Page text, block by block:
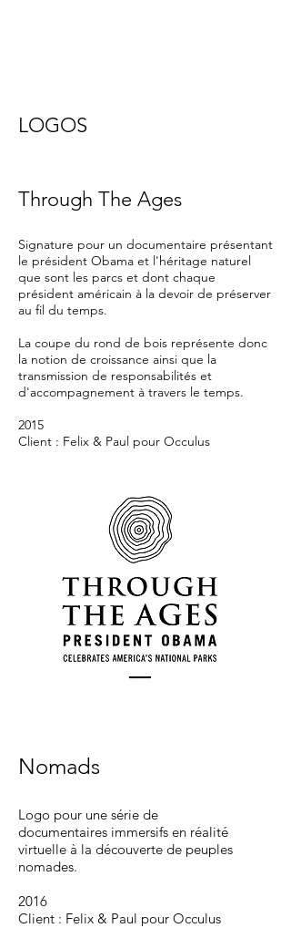
LOGOS
Through The Ages
Signature pour un documentaire présentant
le président Obama et l'héritage naturel
que sont les parcs et dont chaque
président américain à la devoir de préserver
au fil du temps.
La coupe du rond de bois représente donc
la notion de croissance ainsi que la
transmission de responsabilités et
d'accompagnement à travers le temps.
2015
Client : Felix & Paul pour Occulus
Nomads
Logo pour une série de
documentaires immersifs en réalité
virtuelle à la découverte de peuples
nomades.
2016
Client : Felix & Paul pour Occulus